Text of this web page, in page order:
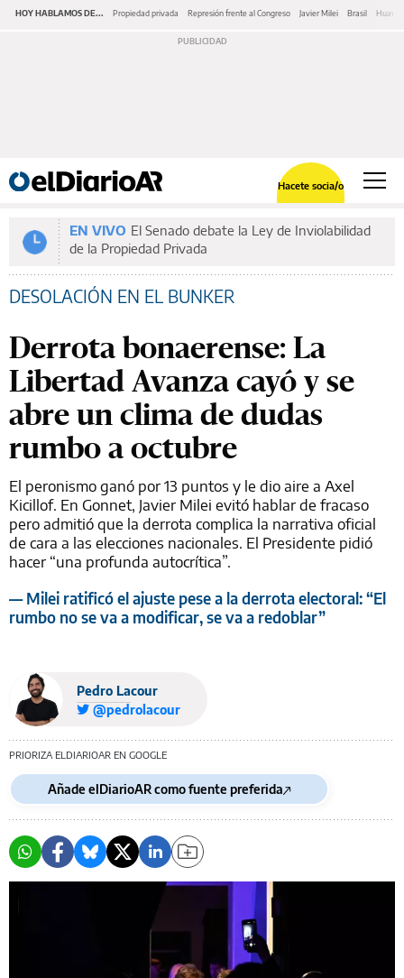
HOY HABLAMOS DE... Propiedad privada Represión frente al Congreso Javier Milei Brasil Huawei
Hacete socia/o
EN VIVO El Senado debate la Ley de Inviolabilidad
de la Propiedad Privada
DESOLACIÓN EN EL BUNKER
Derrota bonaerense: La
Libertad Avanza cayó y se
abre un clima de dudas
rumbo a octubre
El peronismo ganó por 13 puntos y le dio aire a Axel
Kicillof. En Gonnet, Javier Milei evitó hablar de fracaso
pero admitió que la derrota complica la narrativa oficial
de cara a las elecciones nacionales. El Presidente pidió
hacer “una profunda autocrítica”.
— Milei ratificó el ajuste pese a la derrota electoral: “El
rumbo no se va a modificar, se va a redoblar”
Pedro Lacour
@pedrolacour
PRIORIZA ELDIARIOAR EN GOOGLE
Añade elDiarioAR como fuente preferida